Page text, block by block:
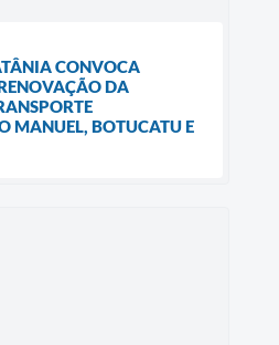
CONVOCA
DA
MANUEL, BOTUCATU E